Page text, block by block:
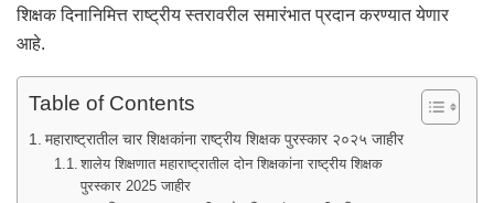
शिक्षक दिनानिमित्त राष्ट्रीय स्तरावरील समारंभात प्रदान करण्यात येणार
आहे.
Table of Contents
महाराष्ट्रातील चार शिक्षकांना राष्ट्रीय शिक्षक पुरस्कार २०२५ जाहीर
शालेय शिक्षणात महाराष्ट्रातील दोन शिक्षकांना राष्ट्रीय शिक्षक
पुरस्कार 2025 जाहीर